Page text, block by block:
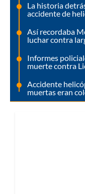
La historia
accidente de
Así recordaba
luchar contra
Informes
muerte contra
Accidente
muertas eran